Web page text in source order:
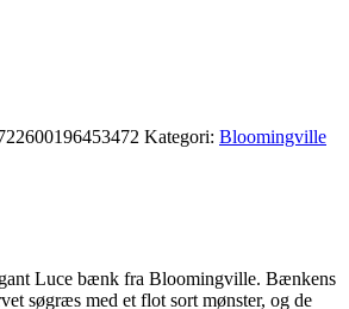
Kategori: Bloomingville
Luce bænk fra Bloomingville. Bænkens
søgræs med et flot sort mønster, og de